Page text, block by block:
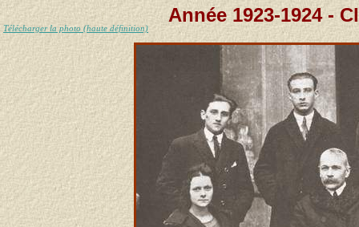
Télécharger la photo (haute définition)
Année 1923-1924 -